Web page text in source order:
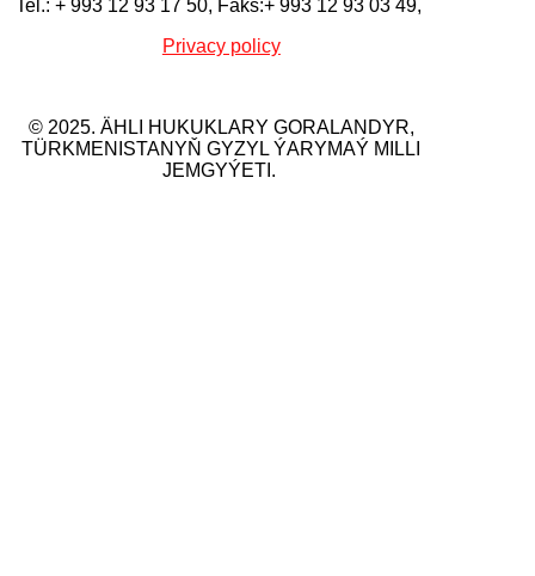
Tel.: + 993 12 93 17 50, Faks:+ 993 12 93 03 49,
Privacy policy
© 2025. ÄHLI HUKUKLARY GORALANDYR,
TÜRKMENISTANYŇ GYZYL ÝARYMAÝ MILLI
JEMGYÝETI.